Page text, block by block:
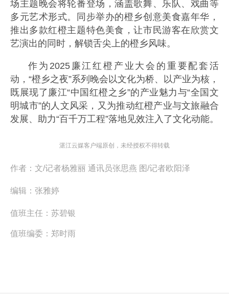
场主题晚会将轮番登场，涵盖歌舞、乐队、戏曲等
多元艺术形式。同步举办的橙乡创意美食嘉年华，
推出多款红橙主题特色美食，让市民游客在欣赏文
艺演出的同时，解锁舌尖上的橙乡风味。
作为2025廉江红橙产业大会的重要配套活
动，“橙乡之夜”系列晚会以文化为桥、以产业为核，
既展现了廉江“中国红橙之乡”的产业魅力与“全国文
明城市”的人文风采，又为推动红橙产业与文旅融合
发展、助力“百千万工程”落地见效注入了文化动能。
湛江云媒客户端原创，未经授权不得转载
作者： 文/记者杨雅丽 通讯员张思燕 图/记者欧阳泽
编辑： 张雅婷
值班主任： 苏碧银
值班编委： 郑时雨